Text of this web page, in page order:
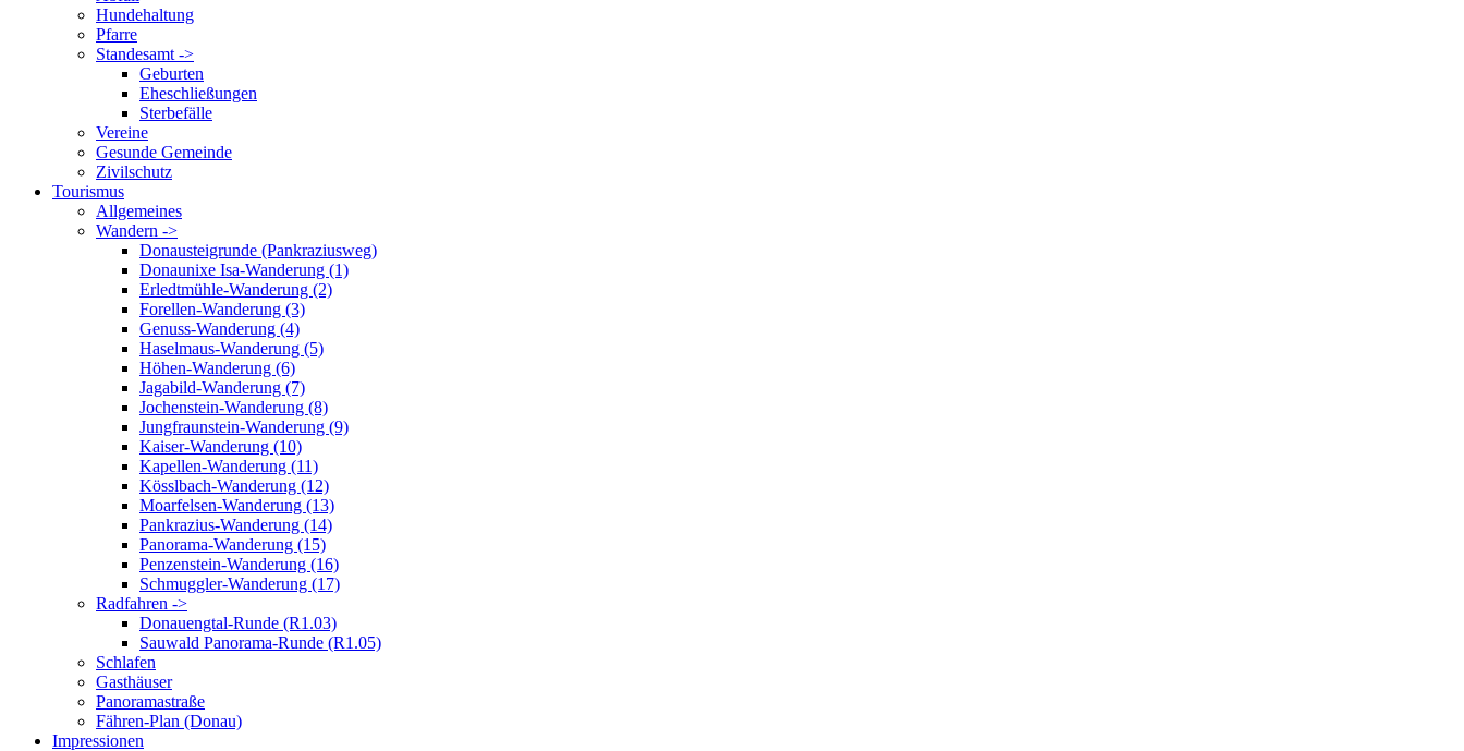
Hundehaltung
Pfarre
Standesamt ->
Geburten
Eheschließungen
Sterbefälle
Vereine
Gesunde Gemeinde
Zivilschutz
Tourismus
Allgemeines
Wandern ->
Donausteigrunde (Pankraziusweg)
Donaunixe Isa-Wanderung (1)
Erledtmühle-Wanderung (2)
Forellen-Wanderung (3)
Genuss-Wanderung (4)
Haselmaus-Wanderung (5)
Höhen-Wanderung (6)
Jagabild-Wanderung (7)
Jochenstein-Wanderung (8)
Jungfraunstein-Wanderung (9)
Kaiser-Wanderung (10)
Kapellen-Wanderung (11)
Kösslbach-Wanderung (12)
Moarfelsen-Wanderung (13)
Pankrazius-Wanderung (14)
Panorama-Wanderung (15)
Penzenstein-Wanderung (16)
Schmuggler-Wanderung (17)
Radfahren ->
Donauengtal-Runde (R1.03)
Sauwald Panorama-Runde (R1.05)
Schlafen
Gasthäuser
Panoramastraße
Fähren-Plan (Donau)
Impressionen